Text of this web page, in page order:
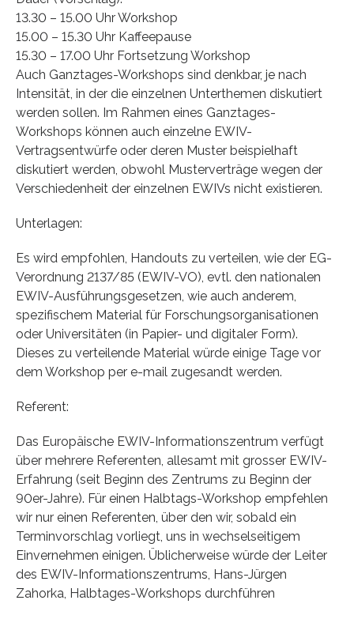
13.30 – 15.00 Uhr Workshop
15.00 – 15.30 Uhr Kaffeepause
15.30 – 17.00 Uhr Fortsetzung Workshop
Auch Ganztages-Workshops sind denkbar, je nach
Intensität, in der die einzelnen Unterthemen diskutiert
werden sollen. Im Rahmen eines Ganztages-
Workshops können auch einzelne EWIV-
Vertragsentwürfe oder deren Muster beispielhaft
diskutiert werden, obwohl Musterverträge wegen der
Verschiedenheit der einzelnen EWIVs nicht existieren.
Unterlagen:
Es wird empfohlen, Handouts zu verteilen, wie der EG-
Verordnung 2137/85 (EWIV-VO), evtl. den nationalen
EWIV-Ausführungsgesetzen, wie auch anderem,
spezifischem Material für Forschungsorganisationen
oder Universitäten (in Papier- und digitaler Form).
Dieses zu verteilende Material würde einige Tage vor
dem Workshop per e-mail zugesandt werden.
Referent:
Das Europäische EWIV-Informationszentrum verfügt
über mehrere Referenten, allesamt mit grosser EWIV-
Erfahrung (seit Beginn des Zentrums zu Beginn der
90er-Jahre). Für einen Halbtags-Workshop empfehlen
wir nur einen Referenten, über den wir, sobald ein
Terminvorschlag vorliegt, uns in wechselseitigem
Einvernehmen einigen. Üblicherweise würde der Leiter
des EWIV-Informationszentrums, Hans-Jürgen
Zahorka, Halbtages-Workshops durchführen